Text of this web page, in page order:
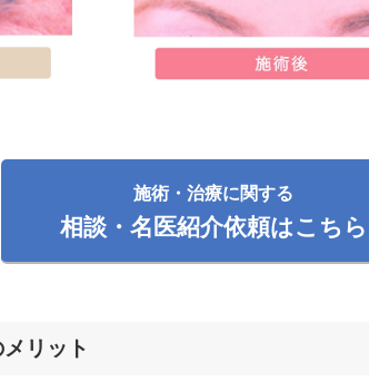
施術・治療に関する
相談・名医紹介依頼はこちら
リット